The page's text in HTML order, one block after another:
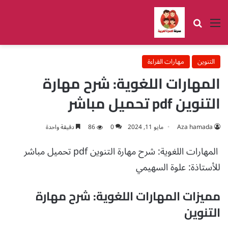
القائمة بحث عن
التنوين مهارات القراءة
المهارات اللغوية: شرح مهارة
التنوين pdf تحميل مباشر
Aza hamada مايو 11, 2024 0
86 دقيقة واحدة
المهارات اللغوية: شرح مهارة التنوين pdf تحميل مباشر
للأستاذة: علوة السهيمي
مميزات المهارات اللغوية: شرح مهارة
التنوين